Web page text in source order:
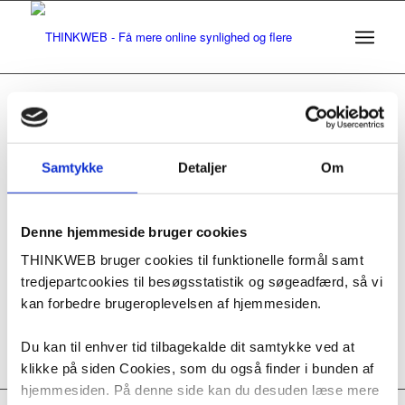
Samtykke Detaljer Om
Denne hjemmeside bruger cookies
THINKWEB bruger cookies til funktionelle formål samt
tredjepartcookies til besøgsstatistik og søgeadfærd, så vi
kan forbedre brugeroplevelsen af hjemmesiden.
Du kan til enhver tid tilbagekalde dit samtykke ved at
klikke på siden Cookies, som du også finder i bunden af
hjemmesiden. På denne side kan du desuden læse mere
Tag Archive for:#shopitfy
e-handel l Boost online salget
flytte offline-salget over til online?
Læs mere